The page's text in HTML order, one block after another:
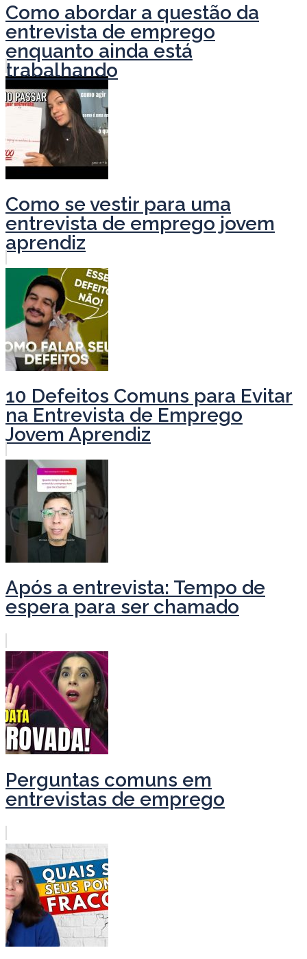
Como abordar a questão da
entrevista de emprego
enquanto ainda está
trabalhando
Como se vestir para uma
entrevista de emprego jovem
aprendiz
10 Defeitos Comuns para Evitar
na Entrevista de Emprego
Jovem Aprendiz
Após a entrevista: Tempo de
espera para ser chamado
Perguntas comuns em
entrevistas de emprego